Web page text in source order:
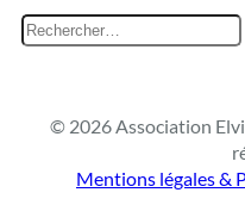
© 2026 Association
Mentions légales &